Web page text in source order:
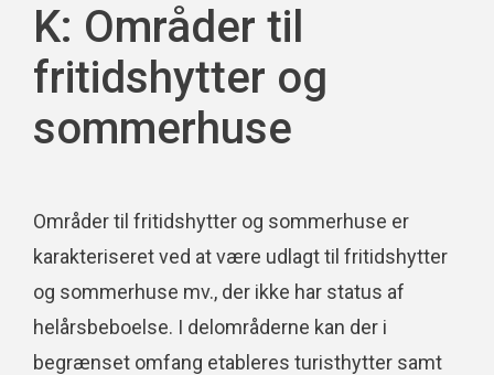
K: Områder til
fritidshytter og
sommerhuse
Områder til fritidshytter og sommerhuse er
karakteriseret ved at være udlagt til fritidshytter
og sommerhuse mv., der ikke har status af
helårsbeboelse. I delområderne kan der i
begrænset omfang etableres turisthytter samt